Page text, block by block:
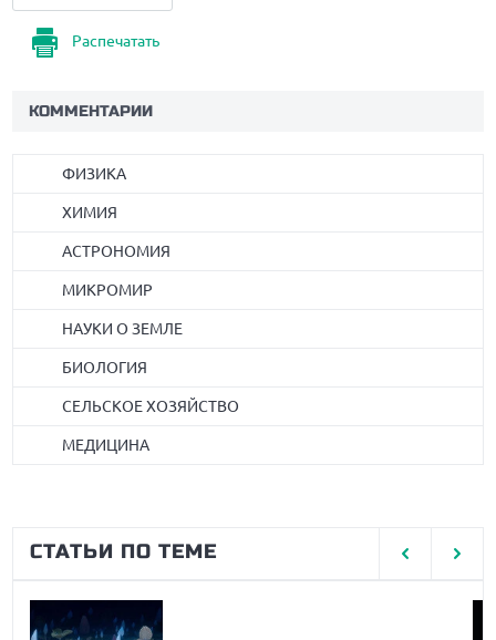
Распечатать
КОММЕНТАРИИ
ФИЗИКА
ХИМИЯ
АСТРОНОМИЯ
МИКРОМИР
НАУКИ О ЗЕМЛЕ
БИОЛОГИЯ
СЕЛЬСКОЕ ХОЗЯЙСТВО
МЕДИЦИНА
СТАТЬИ ПО ТЕМЕ